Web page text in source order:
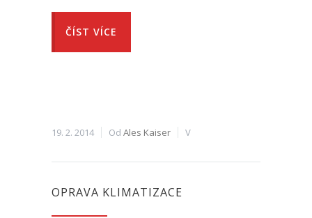
ČÍST VÍCE
19. 2. 2014 Od Ales Kaiser V
OPRAVA KLIMATIZACE